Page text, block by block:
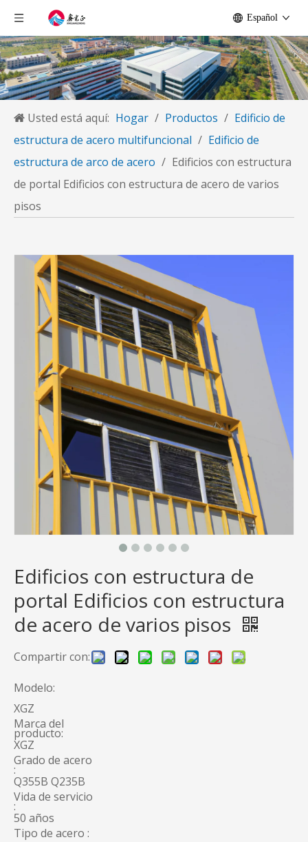
Español
Usted está aquí: Hogar / Productos / Edificio de
estructura de acero multifuncional / Edificio de
estructura de arco de acero / Edificios con estructura
de portal Edificios con estructura de acero de varios
pisos
Edificios con estructura de
portal Edificios con estructura
de acero de varios pisos
Compartir con:
Modelo:
XGZ
Marca del
producto:
XGZ
Grado de acero
:
Q355B Q235B
Vida de servicio
:
50 años
Tipo de acero :